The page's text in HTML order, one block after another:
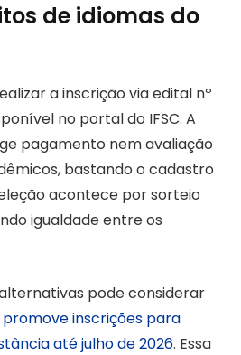
de idiomas do
a inscrição via edital nº
no portal do IFSC. A
pagamento nem avaliação
bastando o cadastro
acontece por sorteio
igualdade entre os
pode considerar
promove inscrições para
até julho de 2026. Essa